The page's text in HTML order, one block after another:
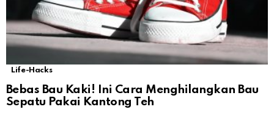
Life-Hacks
Bebas Bau Kaki! Ini Cara Menghilangkan Bau
Sepatu Pakai Kantong Teh